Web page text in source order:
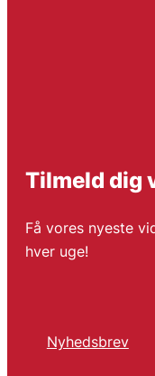
Tilmeld dig
Få vores nyeste
hver uge!
Nyhedsbrev